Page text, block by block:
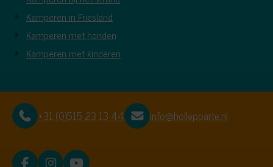
Kamperen in Friesland
Kamperen met honden
Kamperen met kinderen
+31 (0)515 23 13 44 info@hollepoarte.nl